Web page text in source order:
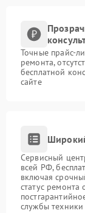
Точные прайс-
ремонта,
бесплатной
сайте
Сервисный
всей РФ,
включая
статус ремонта
службы техники